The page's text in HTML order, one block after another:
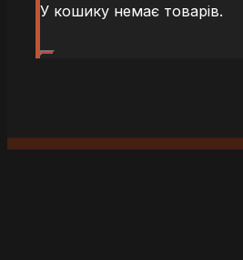
У кошику немає товарів.